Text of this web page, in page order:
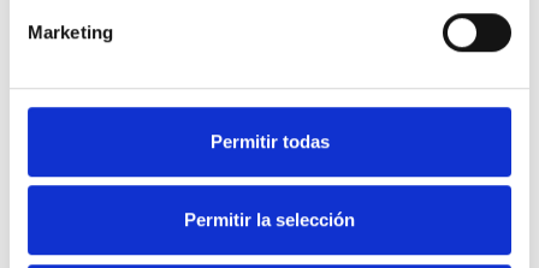
Marketing
Permitir todas
Permitir la selección
Soluciones en equipamiento
de Hostelería y frío industrial.